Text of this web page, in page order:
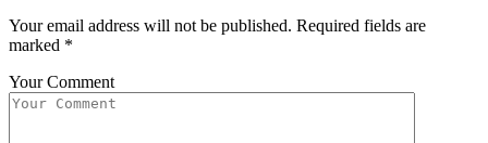
Your email address will not be published. Required fields are
marked *
Your Comment